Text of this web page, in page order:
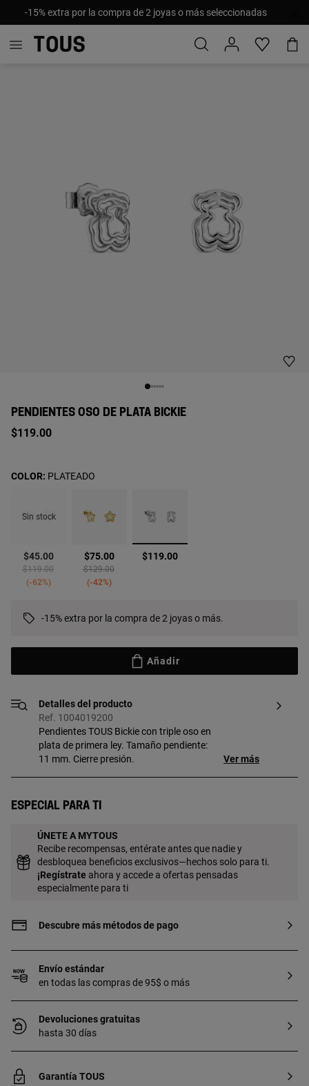
-15% extra por la compra de 2 joyas o más seleccionadas
PENDIENTES OSO DE PLATA BICKIE
$119.00
Sin stock
$45.00
Price reduced from
$119.00to
-62%
$75.00
Price reduced from
$129.00to
-42%
seleccionado
$119.00
COLOR: PLATEADO
-15% extra por la compra de 2 joyas o más.
Añadir
Detalles del producto
Ref. 1004019200
Pendientes TOUS Bickie con triple oso en
plata de primera ley. Tamaño pendiente:
11 mm. Cierre presión.
Ver más
Especial para ti
ÚNETE A MYTOUS
Recibe recompensas, entérate antes que nadie y
desbloquea beneficios exclusivos—hechos solo para ti.
¡Regístrate ahora y accede a ofertas pensadas
especialmente para ti
Descubre más métodos de pago
Envío estándar
en todas las compras de 95$ o más
Devoluciones gratuitas
hasta 30 días
Garantía TOUS